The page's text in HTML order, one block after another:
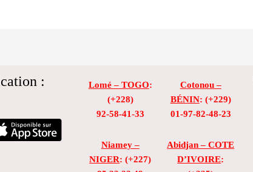
: Lomé – TOGO:
(+228)
92-58-41-33
Niamey –
NIGER: (+227)
Cotonou –
BÉNIN: (+229)
01-97-82-48-23
Abidjan – COTE
D’IVOIRE: